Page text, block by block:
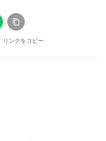
リンクをコピー